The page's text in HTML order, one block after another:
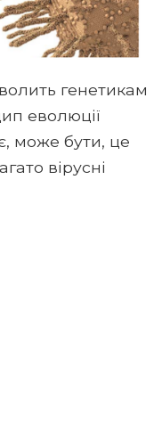
генетикам
еволюції
може бути, це
вірусні